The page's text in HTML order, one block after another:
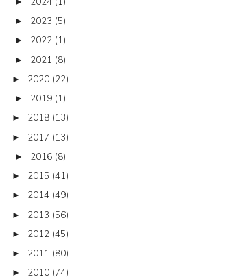
► 2023 (5)
► 2022 (1)
► 2021 (8)
► 2020 (22)
► 2019 (1)
► 2018 (13)
► 2017 (13)
► 2016 (8)
► 2015 (41)
► 2014 (49)
► 2013 (56)
► 2012 (45)
► 2011 (80)
► 2010 (74)